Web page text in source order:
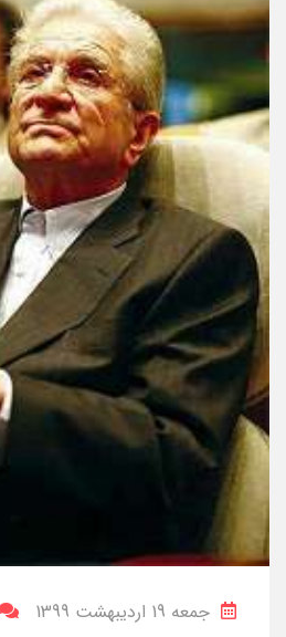
جمعه 19 اردیبهشت 1399